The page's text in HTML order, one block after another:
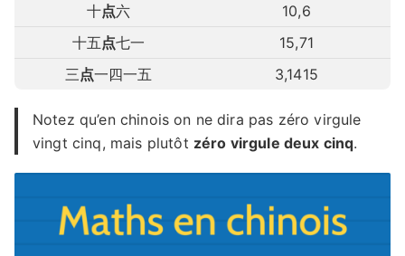
十点六
10,6
十五点七一
15,71
三点一四一五 3,1415
Notez qu’en chinois on ne dira pas zéro virgule
vingt cinq, mais plutôt zéro virgule deux cinq.